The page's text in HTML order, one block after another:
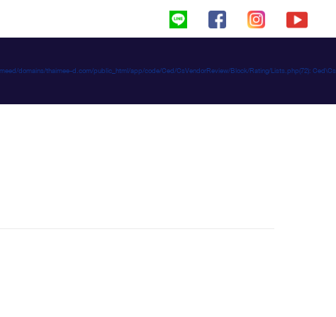
domains/thaimee-d.com/public_html/app/code/Ced/CsVendorReview/Block/Rating/Lists.php(72):